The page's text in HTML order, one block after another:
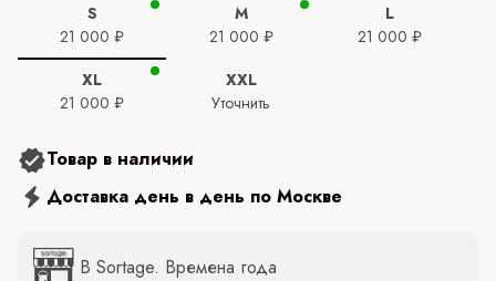
S
21 000 ₽
M
21 000 ₽
L
21 000 ₽
XL
21 000 ₽
XXL
Уточнить
Товар в наличии
Доставка день в день по Москве
В Sortage. Времена года